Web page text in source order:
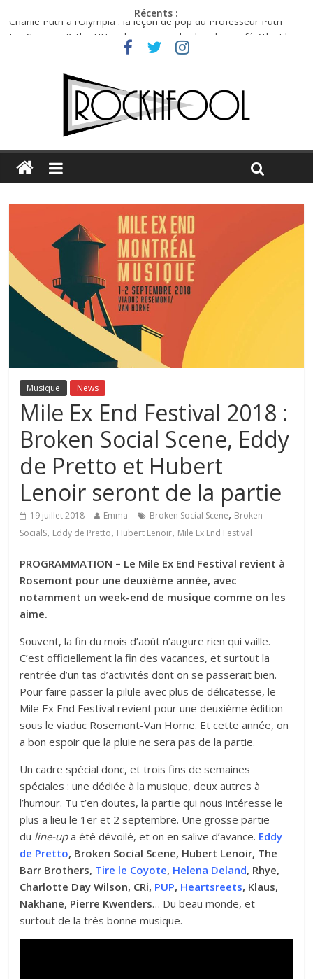
Récents :
Charlie Puth à l’Olympia : la leçon de pop du Professeur Puth
Jon Spencer & the HITmakers : coup de chaud au café Atlantik
Hellfest 2026 vendredi : température et émotions en hausse
Hellfest 2026 jeudi : impossible de choisir entre chaleur et bonne
Première édition du Midgard Festival : entre bière, métal et
Musique News
Mile Ex End Festival 2018 :
Broken Social Scene, Eddy
de Pretto et Hubert
Lenoir seront de la partie
19 juillet 2018 Emma Broken Social Scene, Broken
SocialS, Eddy de Pretto, Hubert Lenoir, Mile Ex End Festival
PROGRAMMATION – Le Mile Ex End Festival revient à
Rosemont pour une deuxième année, avec
notamment un week-end de musique comme on les
aime.
Souvent, la fin du mois d’août n’augure rien qui vaille.
C’est officiellement la fin des vacances, et surtout la
rentrée d’un tas d’activités dont on se passerait bien.
Pour faire passer la pilule avec plus de délicatesse, le
Mile Ex End Festival revient pour une deuxième édition
sous le viaduc Rosemont-Van Horne. Et cette année, on
a bon espoir que la pluie ne sera pas de la partie.
Un cadre spécial donc, et trois fins de semaines
spéciales : une dédiée à la musique, deux autres à
l’humour. Tu t’en doutes, la partie qui nous intéresse le
plus a lieu le 1er et 2 septembre. Une grosse partie
du line-upa été dévoilé, et on en salive d’avance. Eddy
de Pretto, Broken Social Scene, Hubert Lenoir, The
Barr Brothers, Tire le Coyote, Helena Deland, Rhye,
Charlotte Day Wilson, CRi, PUP, Heartsreets, Klaus,
Nakhane, Pierre Kwenders… Du beau monde, et
surtout de la très bonne musique.